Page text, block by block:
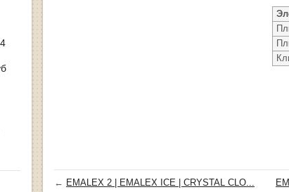
← EMALEX 2 | EMALEX ICE | CRYSTAL CLO...